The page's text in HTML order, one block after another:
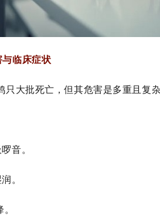
临床症状
只大批死亡，但其危害是多重且复
音。
。